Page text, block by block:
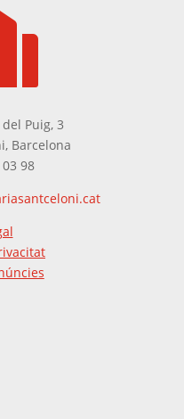
Puig, 3
Barcelona
98